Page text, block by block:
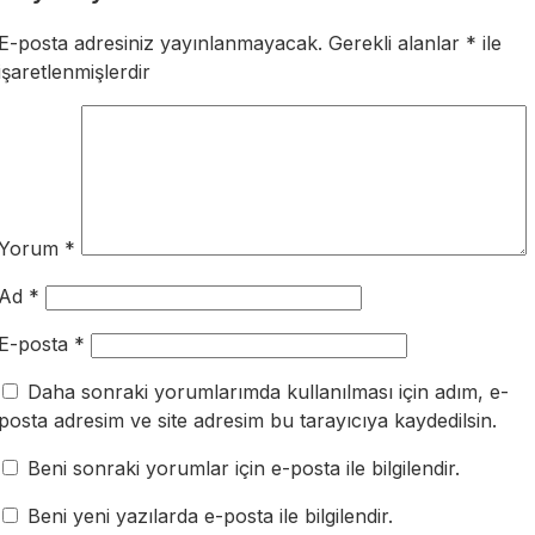
posta adresiniz yayınlanmayacak. Gerekli alanlar * ile
*
*
posta *
Daha sonraki yorumlarımda kullanılması için adım, e-
adresim ve site adresim bu tarayıcıya kaydedilsin.
Beni sonraki yorumlar için e-posta ile bilgilendir.
Beni yeni yazılarda e-posta ile bilgilendir.